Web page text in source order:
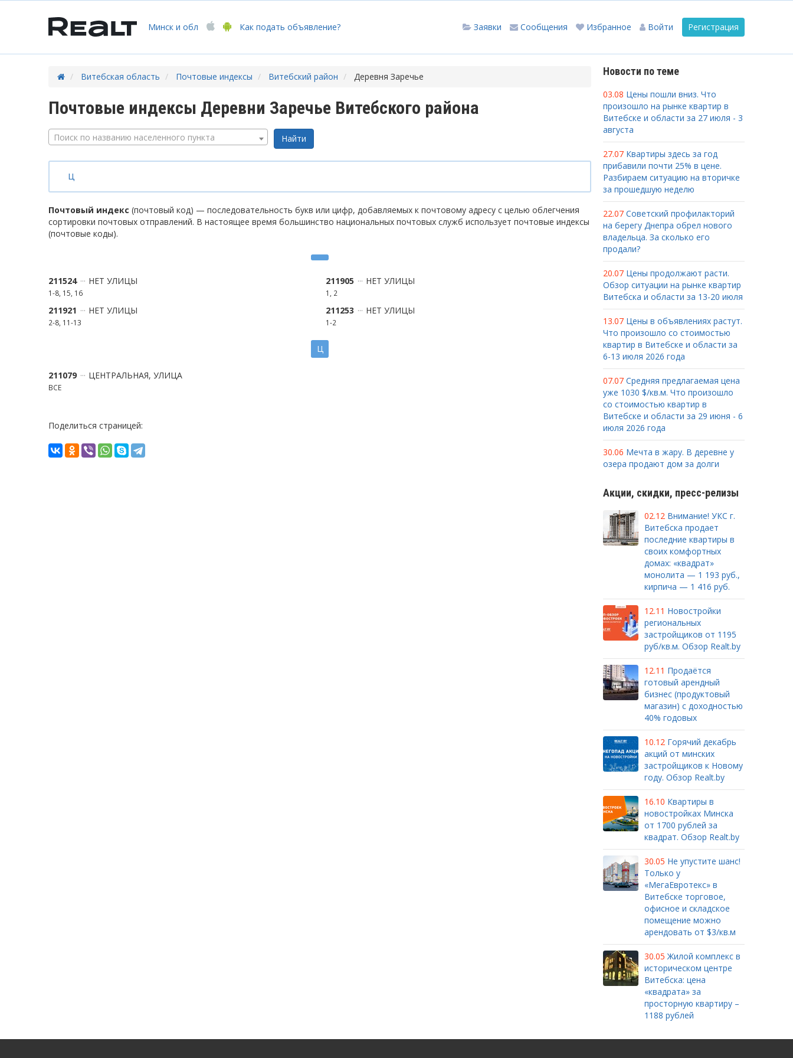
Минск и обл Как подать объявление? Регистрация
Войти
Избранное
Сообщения
Заявки
Витебская область Почтовые индексы Витебский район Деревня Заречье
Почтовые индексы Деревни Заречье Витебского района
Поиск по названию населенного пункта
Ц
Почтовый индекс (почтовый код) — последовательность букв или цифр, добавляемых к почтовому адресу с целью облегчения
сортировки почтовых отправлений. В настоящее время большинство национальных почтовых служб использует почтовые индексы
(почтовые коды).
211524 НЕТ УЛИЦЫ
1-8, 15, 16
211905 НЕТ УЛИЦЫ
1, 2
211921 НЕТ УЛИЦЫ
2-8, 11-13
211253 НЕТ УЛИЦЫ
1-2
Ц
211079 ЦЕНТРАЛЬНАЯ, УЛИЦА
ВСЕ
Поделиться страницей:
Новости по теме
03.08 Цены пошли вниз. Что
произошло на рынке квартир в
Витебске и области за 27 июля - 3
августа
27.07 Квартиры здесь за год
прибавили почти 25% в цене.
Разбираем ситуацию на вторичке
за прошедшую неделю
22.07 Советский профилакторий
на берегу Днепра обрел нового
владельца. За сколько его
продали?
20.07 Цены продолжают расти.
Обзор ситуации на рынке квартир
Витебска и области за 13-20 июля
13.07 Цены в объявлениях растут.
Что произошло со стоимостью
квартир в Витебске и области за
6-13 июля 2026 года
07.07 Средняя предлагаемая цена
уже 1030 $/кв.м. Что произошло
со стоимостью квартир в
Витебске и области за 29 июня - 6
июля 2026 года
30.06 Мечта в жару. В деревне у
озера продают дом за долги
Акции, скидки, пресс-релизы
02.12 Внимание! УКС г.
Витебска продает
последние квартиры в
своих комфортных
домах: «квадрат»
монолита — 1 193 руб.,
кирпича — 1 416 руб.
12.11 Новостройки
региональных
застройщиков от 1195
руб/кв.м. Обзор Realt.by
12.11 Продаётся
готовый арендный
бизнес (продуктовый
магазин) с доходностью
40% годовых
10.12 Горячий декабрь
акций от минских
застройщиков к Новому
году. Обзор Realt.by
16.10 Квартиры в
новостройках Минска
от 1700 рублей за
квадрат. Обзор Realt.by
30.05 Не упустите шанс!
Только у
«МегаЕвротекс» в
Витебске торговое,
офисное и складское
помещение можно
арендовать от $3/кв.м
30.05 Жилой комплекс в
историческом центре
Витебска: цена
«квадрата» за
просторную квартиру –
1188 рублей